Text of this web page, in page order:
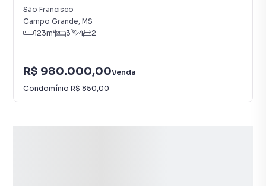
São Francisco
Campo Grande, MS
123m² 3 4 2
R$ 980.000,00Venda
Condomínio R$ 850,00